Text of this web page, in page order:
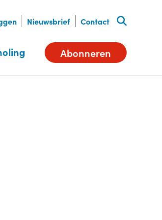
Nieuwsbrief Contact
Abonneren